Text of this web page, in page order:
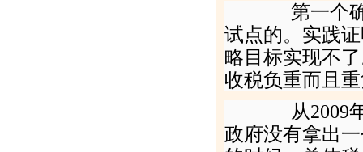
第一个确
试点的。实践
略目标实现不
收税负重而且
从2009
政府没有拿出